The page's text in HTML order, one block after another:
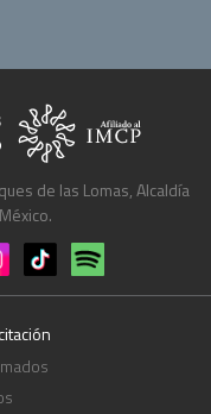
de las Lomas, Alcaldía